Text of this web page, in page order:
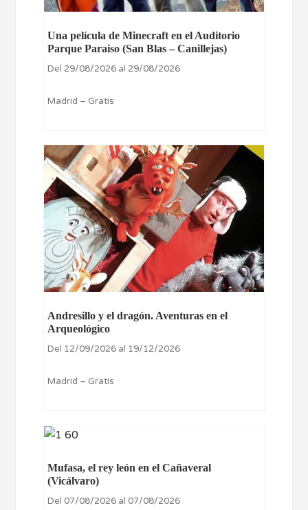
Una película de Minecraft en el Auditorio
Parque Paraiso (San Blas – Canillejas)
Del 29/08/2026 al 29/08/2026
Madrid – Gratis
Andresillo y el dragón. Aventuras en el
Arqueológico
Del 12/09/2026 al 19/12/2026
Madrid – Gratis
Mufasa, el rey león en el Cañaveral
(Vicálvaro)
Del 07/08/2026 al 07/08/2026